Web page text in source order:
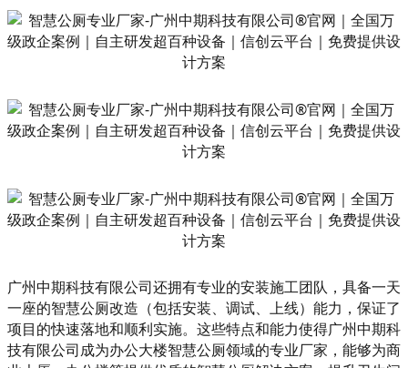
广州中期科技有限公司还拥有专业的安装施工团队，具备一天
一座的智慧公厕改造（包括安装、调试、上线）能力，保证了
项目的快速落地和顺利实施。这些特点和能力使得广州中期科
技有限公司成为办公大楼智慧公厕领域的专业厂家，能够为商